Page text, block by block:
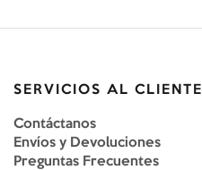
SERVICIOS AL CLIENTE
Contáctanos
Envíos y Devoluciones
Preguntas Frecuentes